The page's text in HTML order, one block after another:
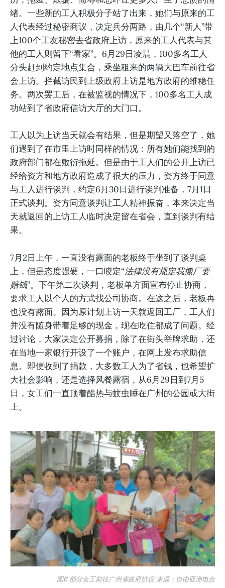
绪。一些新的工人积极分子站了出来，她们与原来的工
人代表经过秘密商议，决定兵分两路，由几个“新人”带
上100个工友秘密去省政府上访，原来的工人代表与其
他的工人则留下“看家”。6月29日凌晨，100多名工人
分头赶到约定地点集合，乘坐租来的两辆大巴车前往省
会上访。拦截访民到上级政府上访是地方政府的维稳任
务。两次罢工后，在被监视的情况下，100多名工人成
功站到了省政府信访大厅的大门口。
工人以为上访当天就会有结果，但是期望又落空了，她
们遇到了在市里上访时同样的情况：所有她们能找到的
政府部门都在敷衍拖延。但是由于工人们的公开上访已
经给资方和地方政府造成了很大的压力，资方终于同意
与工人进行谈判，约定6月30日进行谈判准备，7月1日
正式谈判。资方同意谈判让工人精神振奋，本来决定当
天就返回的上访工人临时决定留在省会，直到谈判有结
果。
7月2日上午，一直没有露面的老板终于坐到了谈判桌
上，但是态度强硬，一口咬定“法律没有规定我搬厂要
赔钱”。下午第二次谈判，老板单方面宣布停止协商，
要求工人以个人的方式找公司协商。在这之后，老板再
也没有露面。因为原计划上访一天就返回工厂，工人们
并没有随身带着足够的现金，现在吃住都成了问题。经
过讨论，大家决定公开募捐，除了在街头举牌求助，还
在当地一家银行开设了一个账户，在网上发布求助信
息。即便收到了捐款，大多数工人为了省钱，也希望扩
大社会影响，还是选择风餐露宿，从6月29日到7月5
日，女工们一直顶着酷热与蚊虫睡在广州的公园或大街
上。
图6 部分女工前往广州省政府抗议 来源：自由亚洲电台